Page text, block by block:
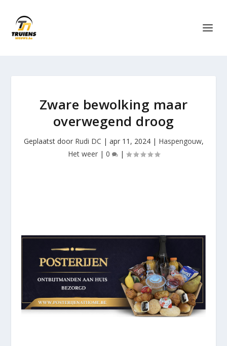
Zware bewolking maar
overwegend droog
Geplaatst door Rudi DC | apr 11, 2024| Haspengouw,
Het weer| 0 |